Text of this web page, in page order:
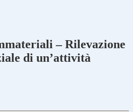
– Rilevazione
di un’attività